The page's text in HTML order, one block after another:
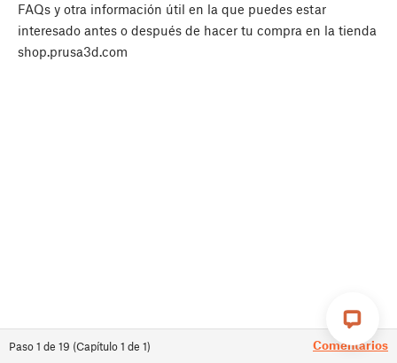
Paso1 de 19 (Capítulo1 de 1) Comentarios
FAQs y otra información útil en la que puedes estar
interesado antes o después de hacer tu compra en la tienda
shop.prusa3d.com